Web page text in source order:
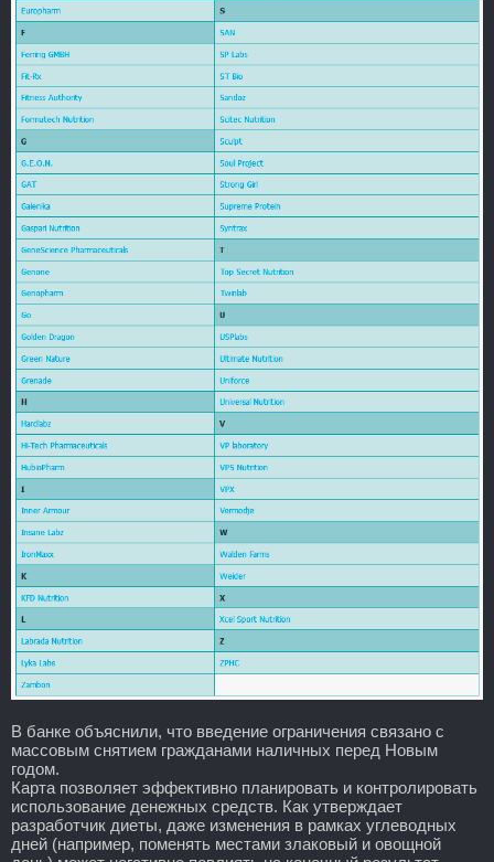
В банке объяснили, что введение ограничения связано с
массовым снятием гражданами наличных перед Новым
годом.
Карта позволяет эффективно планировать и контролировать
использование денежных средств. Как утверждает
разработчик диеты, даже изменения в рамках углеводных
дней (например, поменять местами злаковый и овощной